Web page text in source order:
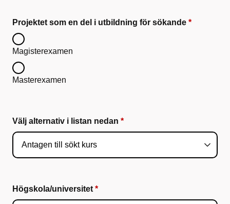
Projektet som en del i utbildning för sökande
Magisterexamen
Masterexamen
Välj alternativ i listan nedan
Högskola/universitet